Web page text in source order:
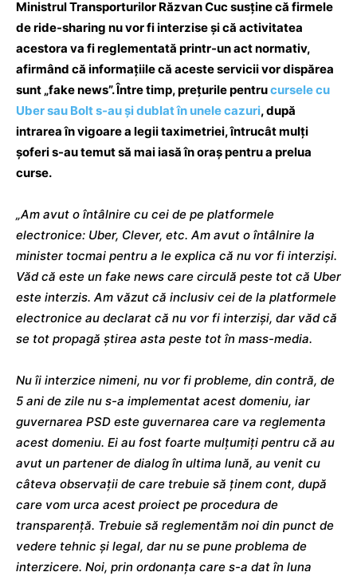
Ministrul Transporturilor Răzvan Cuc susține că firmele
de ride-sharing nu vor fi interzise și că activitatea
acestora va fi reglementată printr-un act normativ,
afirmând că informațiile că aceste servicii vor dispărea
sunt „fake news”. Între timp, prețurile pentrucursele cu
Uber sau Bolt s-au și dublat în unele cazuri, după
intrarea în vigoare a legii taximetriei, întrucât mulți
șoferi s-au temut să mai iasă în oraș pentru a prelua
curse.
„Am avut o întâlnire cu cei de pe platformele
electronice: Uber, Clever, etc. Am avut o întâlnire la
minister tocmai pentru a le explica că nu vor fi interziși.
Văd că este un fake news care circulă peste tot că Uber
este interzis. Am văzut că inclusiv cei de la platformele
electronice au declarat că nu vor fi interziși, dar văd că
se tot propagă știrea asta peste tot în mass-media.
Nu îi interzice nimeni, nu vor fi probleme, din contră, de
5 ani de zile nu s-a implementat acest domeniu, iar
guvernarea PSD este guvernarea care va reglementa
acest domeniu. Ei au fost foarte mulțumiți pentru că au
avut un partener de dialog în ultima lună, au venit cu
câteva observații de care trebuie să ținem cont, după
care vom urca acest proiect pe procedura de
transparență. Trebuie să reglementăm noi din punct de
vedere tehnic și legal, dar nu se pune problema de
interzicere. Noi, prin ordonanța care s-a dat în luna